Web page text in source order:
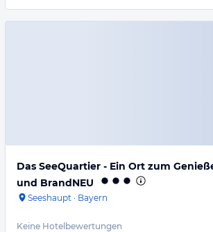
Das SeeQuartier - Ein Ort zum
und BrandNEU
Seeshaupt · Bayern
Keine Hotelbewertungen